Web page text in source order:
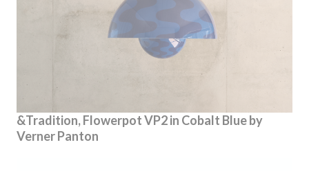
&Tradition, Flowerpot VP2 in Cobalt Blue by
Verner Panton